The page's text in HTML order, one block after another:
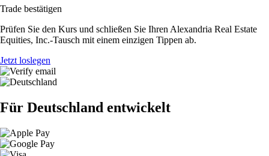
Trade bestätigen
Prüfen Sie den Kurs und schließen Sie Ihren Alexandria Real Estate
Equities, Inc.-Tausch mit einem einzigen Tippen ab.
Jetzt loslegen
Für Deutschland entwickelt